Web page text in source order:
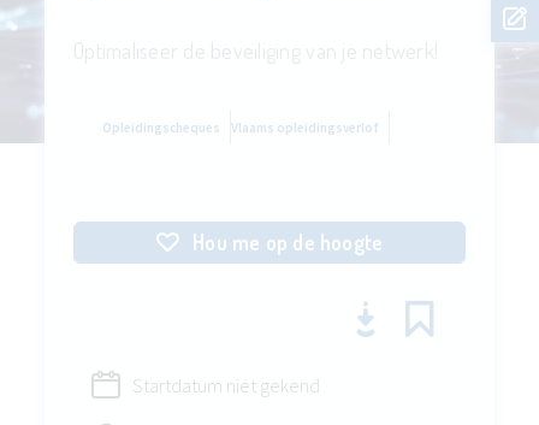
Opleidingscheques Vlaams opleidingsverlof
Hou me op de hoogte
Startdatum niet gekend